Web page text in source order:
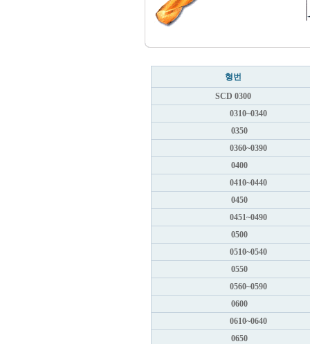
형번
SCD 0300
0310~0340
0350
0360~0390
0400
0410~0440
0450
0451~0490
0500
0510~0540
0550
0560~0590
0600
0610~0640
0650